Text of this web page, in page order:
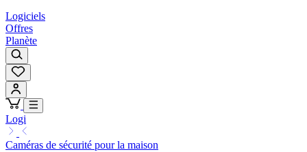
Logiciels
Offres
Planète
Logi
Caméras de sécurité pour la maison